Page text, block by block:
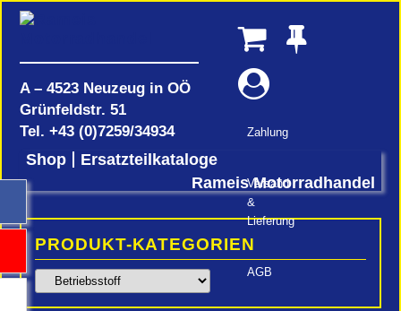
A – 4523 Neuzeug in OÖ
Grünfeldstr. 51
Tel. +43 (0)7259/34934 Zahlung
Versand
&
Lieferung
AGB
Shop
Ersatzteilkataloge
Rameis Motorradhandel
PRODUKT-KATEGORIEN